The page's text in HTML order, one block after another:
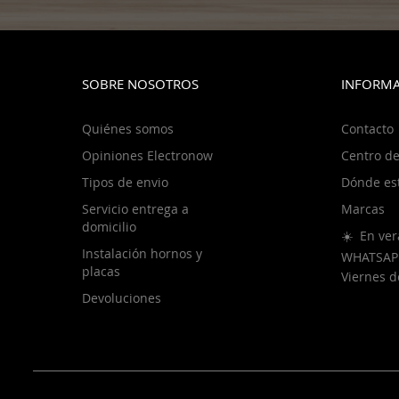
SOBRE NOSOTROS
Quiénes somos
Opiniones Electronow
Tipos de envio
Servicio entrega a
domicilio
Instalación hornos y
placas
Devoluciones
Contacto
Centro
Dónde
Marcas
☀️ En
Viernes